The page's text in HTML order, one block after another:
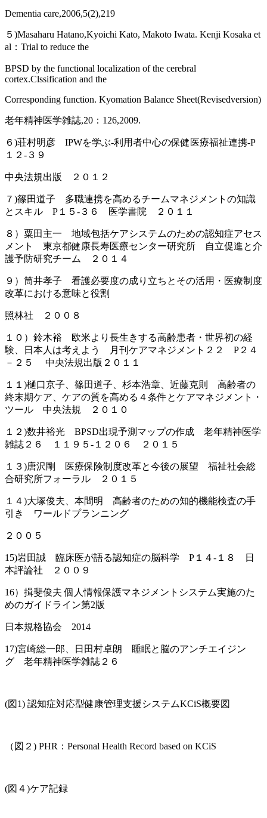
Dementia care,2006,5(2),219
５)Masaharu Hatano,Kyoichi Kato, Makoto Iwata. Kenji Kosaka et
al：Trial to reduce the
BPSD by the functional localization of the cerebral
cortex.Clssification and the
Corresponding function. Kyomation Balance Sheet(Revisedversion)
老年精神医学雑誌,20：126,2009.
６)荘村明彦 IPWを学ぶ‐利用者中心の保健医療福祉連携‐P
１２-３９
中央法規出版 ２０１２
７)篠田道子 多職連携を高めるチームマネジメントの知識
とスキル P１５-３６ 医学書院 ２０１１
８）粟田主一 地域包括ケアシステムのための認知症アセス
メント 東京都健康長寿医療センター研究所 自立促進と介
護予防研究チーム ２０１４
９）筒井孝子 看護必要度の成り立ちとその活用・医療制度
改革における意味と役割
照林社 ２００８
１０）鈴木裕 欧米より長生きする高齢患者・世界初の経
験、日本人は考えよう 月刊ケアマネジメント２２ P２４
－２５ 中央法規出版２０１１
１１)樋口京子、篠田道子、杉本浩章、近藤克則 高齢者の
終末期ケア、ケアの質を高める４条件とケアマネジメント・
ツール 中央法規 ２０１０
１２)数井裕光 BPSD出現予測マップの作成 老年精神医学
雑誌２６ １１９５-１２０６ ２０１５
１３)唐沢剛 医療保険制度改革と今後の展望 福祉社会総
合研究所フォーラル ２０１５
１４)大塚俊夫、本間明 高齢者のための知的機能検査の手
引き ワールドプランニング
２００５
15)岩田誠 臨床医が語る認知症の脳科学 P１４-１８ 日
本評論社 ２００９
16）揖斐俊夫 個人情報保護マネジメントシステム実施のた
めのガイドライン第2版
日本規格協会 2014
17)宮崎総一郎、日田村卓朗 睡眠と脳のアンチエイジン
グ 老年精神医学雑誌２６
(図1) 認知症対応型健康管理支援システムKCiS概要図
（図２) PHR：Personal Health Record based on KCiS
(図４)ケア記録